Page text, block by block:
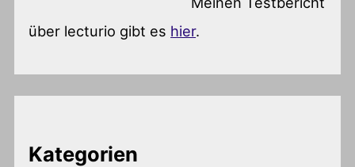
über lecturio gibt es hier.
Kategorien